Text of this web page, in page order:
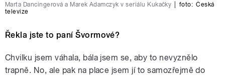
Marta Dancingerová a Marek Adamczyk v seriálu Kukačky foto: Česká
televize
Řekla jste to paní Švormové?
Chvilku jsem váhala, bála jsem se, aby to nevyznělo
trapně. No, ale pak na place jsem jí to samozřejmě do